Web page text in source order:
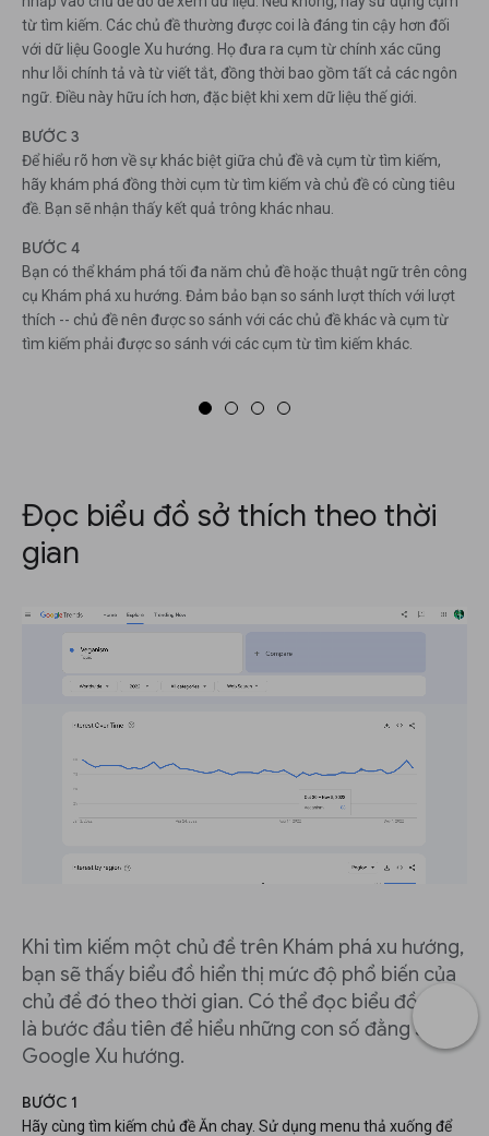
từ tìm kiếm. Các chủ đề thường được coi là đáng tin cậy hơn đối
với dữ liệu Google Xu hướng. Họ đưa ra cụm từ chính xác cũng
như lỗi chính tả và từ viết tắt, đồng thời bao gồm tất cả các ngôn
ngữ. Điều này hữu ích hơn, đặc biệt khi xem dữ liệu thế giới.
BƯỚC 3
Để hiểu rõ hơn về sự khác biệt giữa chủ đề và cụm từ tìm kiếm,
hãy khám phá đồng thời cụm từ tìm kiếm và chủ đề có cùng tiêu
đề. Bạn sẽ nhận thấy kết quả trông khác nhau.
BƯỚC 4
Bạn có thể khám phá tối đa năm chủ đề hoặc thuật ngữ trên công
cụ Khám phá xu hướng. Đảm bảo bạn so sánh lượt thích với lượt
thích -- chủ đề nên được so sánh với các chủ đề khác và cụm từ
tìm kiếm phải được so sánh với các cụm từ tìm kiếm khác.
Đọc biểu đồ sở thích theo thời
gian
Khi tìm kiếm một chủ đề trên Khám phá xu hướng,
bạn sẽ thấy biểu đồ hiển thị mức độ phổ biến của
chủ đề đó theo thời gian. Có thể đọc biểu đồ này
là bước đầu tiên để hiểu những con số đằng sau
Google Xu hướng.
BƯỚC 1
Hãy cùng tìm kiếm chủ đề Ăn chay. Sử dụng menu thả xuống để